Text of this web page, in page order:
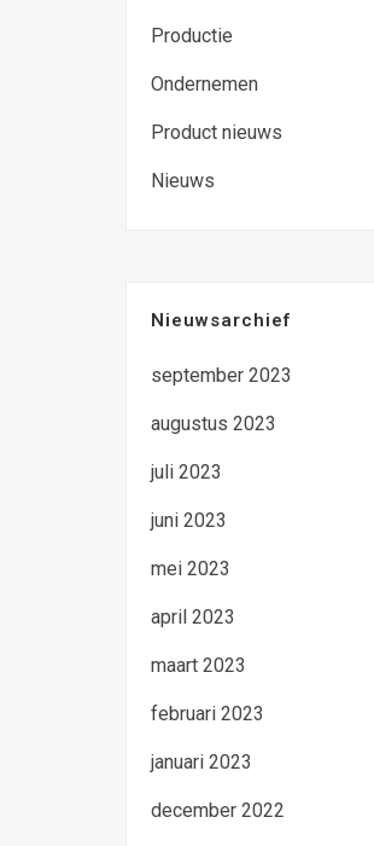
Productie
Ondernemen
Product nieuws
Nieuws
Nieuwsarchief
september 2023
augustus 2023
juli 2023
juni 2023
mei 2023
april 2023
maart 2023
februari 2023
januari 2023
december 2022